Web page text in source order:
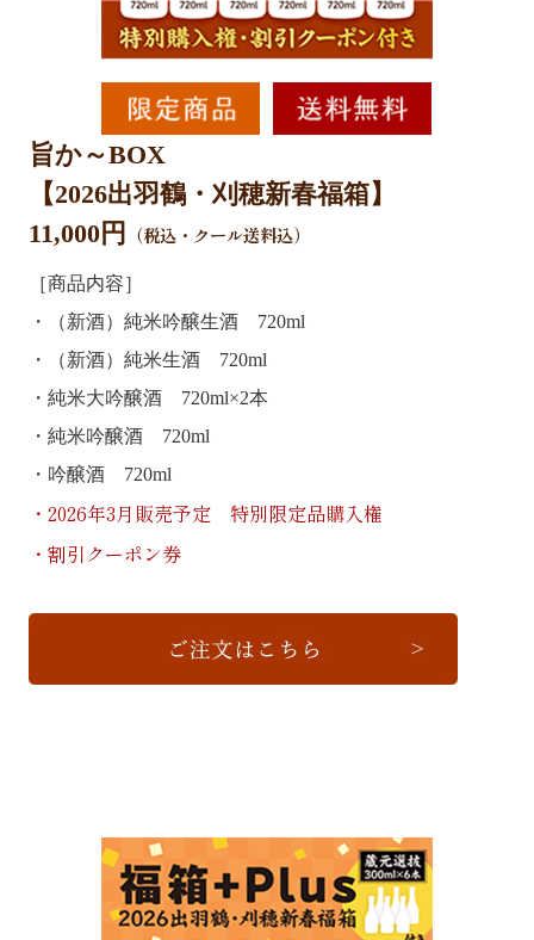
旨か～BOX
【2026出羽鶴・刈穂新春福箱】
11,000円
（税込・クール送料込）
［商品内容］
・（新酒）純米吟醸生酒 720ml
・（新酒）純米生酒 720ml
・純米大吟醸酒 720ml×2本
・純米吟醸酒 720ml
・吟醸酒 720ml
・2026年3月販売予定 特別限定品購入権
・割引クーポン券